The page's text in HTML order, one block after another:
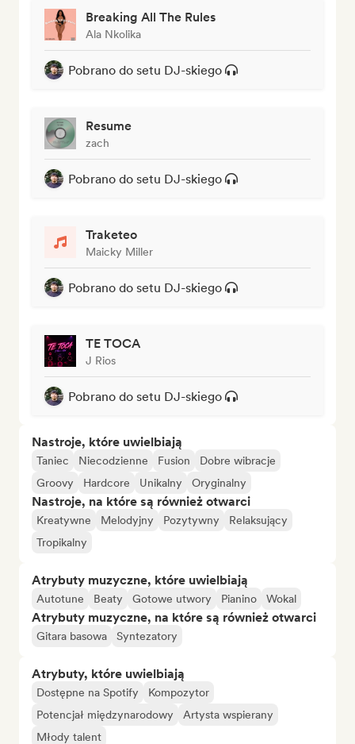
Breaking All The Rules
Ala Nkolika
Pobrano do setu DJ-skiego
Resume
zach
Pobrano do setu DJ-skiego
Traketeo
Maicky Miller
Pobrano do setu DJ-skiego
TE TOCA
J Rios
Pobrano do setu DJ-skiego
Nastroje, które uwielbiają
Taniec Niecodzienne Fusion
Dobre wibracje
Groovy
Hardcore Unikalny Oryginalny
Nastroje, na które są również otwarci
Kreatywne Melodyjny Pozytywny
Relaksujący
Tropikalny
Atrybuty muzyczne, które uwielbiają
Autotune Beaty Gotowe utwory Pianino Wokal
Atrybuty muzyczne, na które są również otwarci
Gitara basowa Syntezatory
Atrybuty, które uwielbiają
Dostępne na Spotify
Kompozytor
Potencjał międzynarodowy
Artysta wspierany
Młody talent